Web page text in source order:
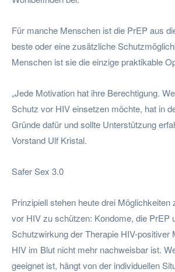
Für manche Menschen ist die PrEP aus
beste oder eine zusätzliche
Menschen ist sie die einzige praktikable
„Jede Motivation hat ihre Berechtigung.
Schutz vor HIV einsetzen möchte, hat in
Gründe dafür und sollte Unterstützung
Vorstand Ulf Kristal.
Safer Sex 3.0
Prinzipiell stehen heute drei Möglichkeiten
vor HIV zu schützen: Kondome, die PrEP
Schutzwirkung der Therapie HIV-positiver
HIV im Blut nicht mehr nachweisbar ist.
geeignet ist, hängt von der individuellen